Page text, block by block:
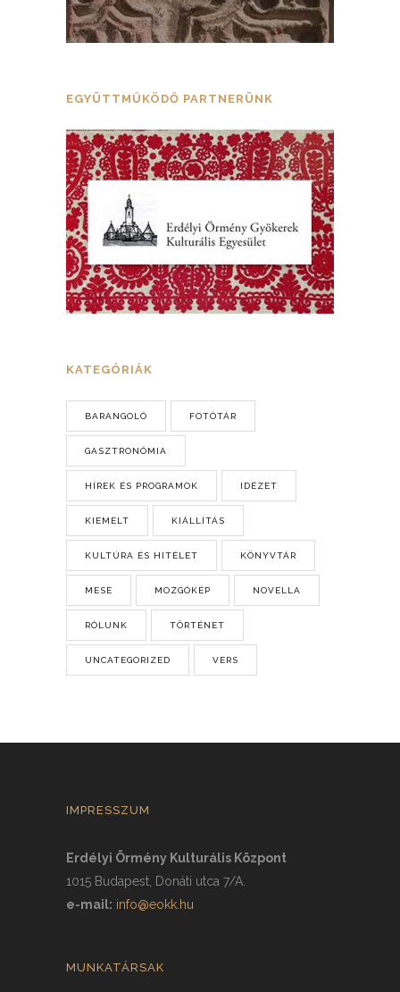
EGYÜTTMŰKÖDŐ PARTNERÜNK
KATEGÓRIÁK
BARANGOLÓ FOTÓTÁR
GASZTRONÓMIA
HÍREK ÉS PROGRAMOK IDÉZET
KIEMELT KIÁLLÍTÁS
KULTÚRA ÉS HITÉLET KÖNYVTÁR
MESE MOZGÓKÉP NOVELLA
RÓLUNK TÖRTÉNET
UNCATEGORIZED VERS
IMPRESSZUM
Erdélyi Örmény Kulturális Központ
1015 Budapest, Donáti utca 7/A.
e-mail: info@eokk.hu
MUNKATÁRSAK